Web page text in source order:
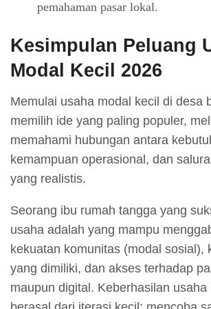
pemahaman pasar lokal.
Kesimpulan Peluang
Modal Kecil 2026
Memulai usaha modal kecil di desa
memilih ide yang paling populer,
memahami hubungan antara
kemampuan operasional, dan
yang realistis.
Seorang ibu rumah tangga yang
usaha adalah yang mampu
kekuatan komunitas (modal sosial),
yang dimiliki, dan akses terhadap
maupun digital. Keberhasilan usaha